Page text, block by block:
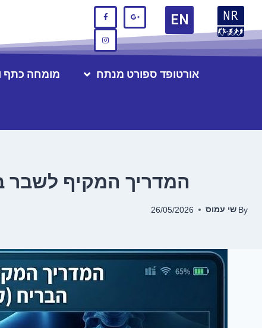
EN
אורטופד ספורט מנתח מומחה כתף
המדריך המקיף לשבר
By שי עמוס 26/05/2026